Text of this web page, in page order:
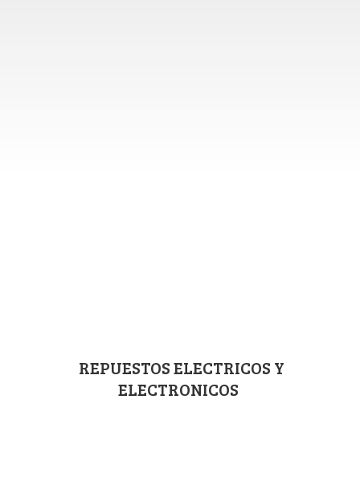
REPUESTOS ELECTRICOS Y
ELECTRONICOS